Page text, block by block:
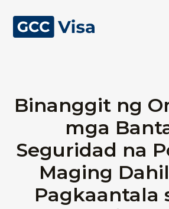
Binanggit ng
mga
Seguridad na
Maging
Pagkaantala